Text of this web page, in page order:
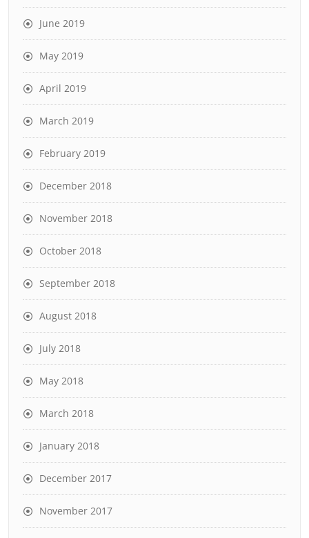
June 2019
May 2019
April 2019
March 2019
February 2019
December 2018
November 2018
October 2018
September 2018
August 2018
July 2018
May 2018
March 2018
January 2018
December 2017
November 2017